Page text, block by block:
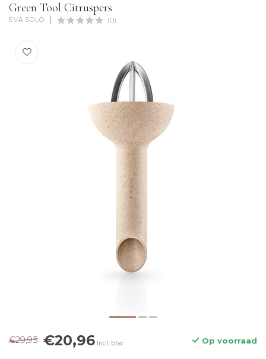
Green Tool Citruspers
EVA SOLO (0)
€29,95 €20,96 Incl. btw Op voorraad